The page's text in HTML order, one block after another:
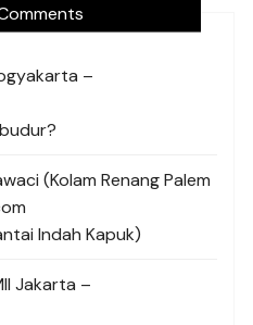
–
(Kolam Renang Palem
Indah Kapuk)
Jakarta –